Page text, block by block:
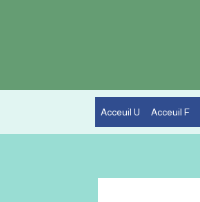
Acceuil U Acceuil F